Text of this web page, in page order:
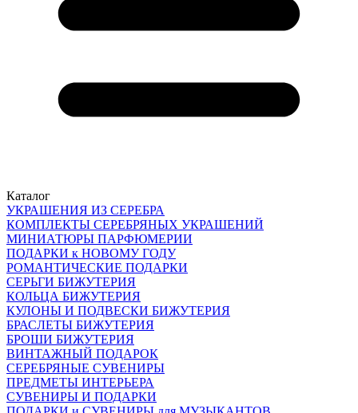
Каталог
УКРАШЕНИЯ ИЗ СЕРЕБРА
КОМПЛЕКТЫ СЕРЕБРЯНЫХ УКРАШЕНИЙ
МИНИАТЮРЫ ПАРФЮМЕРИИ
ПОДАРКИ к НОВОМУ ГОДУ
РОМАНТИЧЕСКИЕ ПОДАРКИ
СЕРЬГИ БИЖУТЕРИЯ
КОЛЬЦА БИЖУТЕРИЯ
КУЛОНЫ И ПОДВЕСКИ БИЖУТЕРИЯ
БРАСЛЕТЫ БИЖУТЕРИЯ
БРОШИ БИЖУТЕРИЯ
ВИНТАЖНЫЙ ПОДАРОК
СЕРЕБРЯНЫЕ СУВЕНИРЫ
ПРЕДМЕТЫ ИНТЕРЬЕРА
СУВЕНИРЫ И ПОДАРКИ